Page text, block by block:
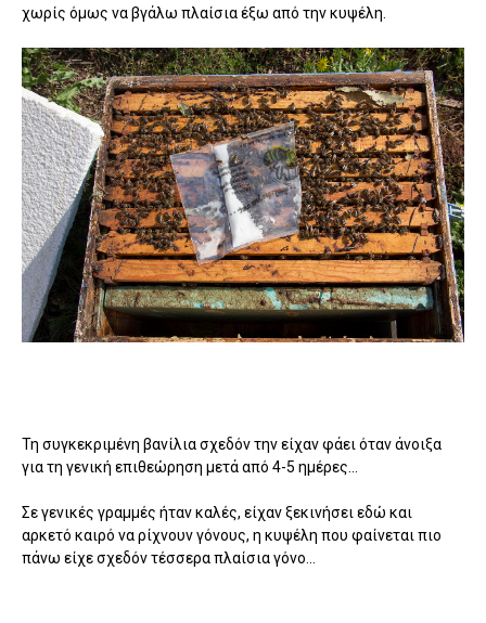
χωρίς όμως να βγάλω πλαίσια έξω από την κυψέλη.
Τη συγκεκριμένη βανίλια σχεδόν την είχαν φάει όταν άνοιξα
για τη γενική επιθεώρηση μετά από 4-5 ημέρες...
Σε γενικές γραμμές ήταν καλές, είχαν ξεκινήσει εδώ και
αρκετό καιρό να ρίχνουν γόνους, η κυψέλη που φαίνεται πιο
πάνω είχε σχεδόν τέσσερα πλαίσια γόνο...